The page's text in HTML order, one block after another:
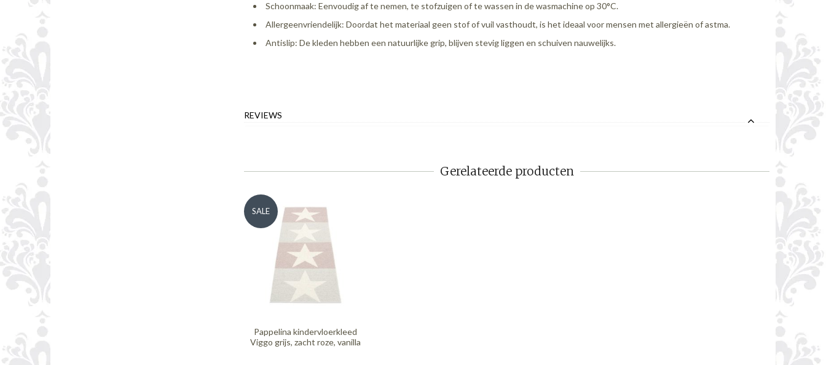
Schoonmaak: Eenvoudig af te nemen, te stofzuigen of te wassen in de wasmachine op 30°C.
Allergeenvriendelijk: Doordat het materiaal geen stof of vuil vasthoudt, is het ideaal voor mensen met allergieën of astma.
Antislip: De kleden hebben een natuurlijke grip, blijven stevig liggen en schuiven nauwelijks.
REVIEWS
Gerelateerde producten
SALE
Pappelina kindervloerkleed
Viggo grijs, zacht roze, vanilla